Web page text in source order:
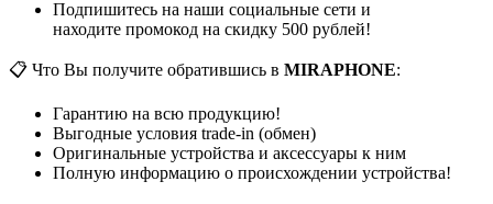
Подпишитесь на наши социальные сети и
находите промокод на скидку 500 рублей!
📋 Что Вы получите обратившись в MIRAPHONE:
Гарантию на всю продукцию!
Выгодные условия trade-in (обмен)
Оригинальные устройства и аксессуары к ним
Полную информацию о происхождении устройства!